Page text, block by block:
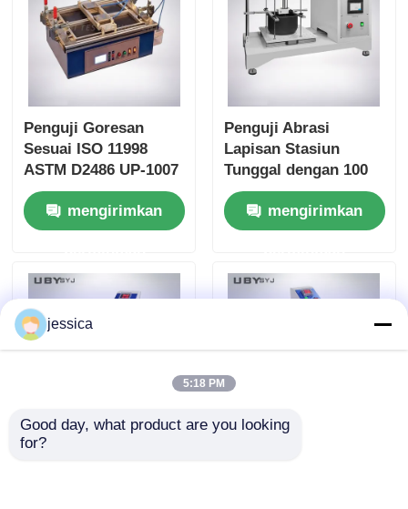
Penguji Goresan
Sesuai ISO 11998
ASTM D2486 UP-1007
dengan Frekuensi
Gerakan Sikat 37 ± 1
cpm dan Bodi
mengirimkan
Penguji Abrasi
Lapisan Stasiun
Tunggal dengan 100
mm ± 5 mm Stroke
dan 6,5 ± 0,2 m / Min
Kecepatan untuk
mengirimkan
Penguji Abrasi Akron
jessica
5:18 PM
Good day, what product are you looking
for?